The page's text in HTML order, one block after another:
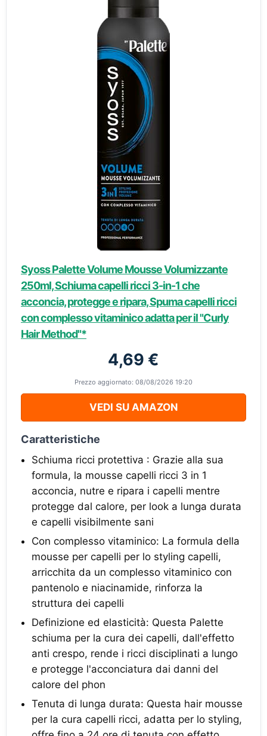
Syoss Palette Volume Mousse Volumizzante
250ml, Schiuma capelli ricci 3-in-1 che
acconcia, protegge e ripara, Spuma capelli ricci
con complesso vitaminico adatta per il "Curly
Hair Method"*
4,69 €
Prezzo aggiornato: 08/08/2026 19:20
VEDI SU AMAZON
Caratteristiche
Schiuma ricci protettiva : Grazie alla sua
formula, la mousse capelli ricci 3 in 1
acconcia, nutre e ripara i capelli mentre
protegge dal calore, per look a lunga durata
e capelli visibilmente sani
Con complesso vitaminico: La formula della
mousse per capelli per lo styling capelli,
arricchita da un complesso vitaminico con
pantenolo e niacinamide, rinforza la
struttura dei capelli
Definizione ed elasticità: Questa Palette
schiuma per la cura dei capelli, dall'effetto
anti crespo, rende i ricci disciplinati a lungo
e protegge l'acconciatura dai danni del
calore del phon
Tenuta di lunga durata: Questa hair mousse
per la cura capelli ricci, adatta per lo styling,